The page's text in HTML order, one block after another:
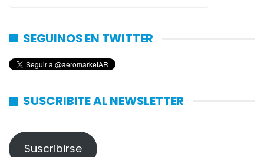
SEGUINOS EN TWITTER
SUSCRIBITE AL NEWSLETTER
Suscribirse